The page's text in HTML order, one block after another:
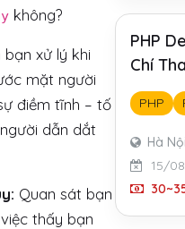
không?
bạn xử lý khi
mặt người
điềm tĩnh – tố
dẫn dắt
Quan sát bạn
thấy bạn
PHP
Chí
PHP
Hà
15/